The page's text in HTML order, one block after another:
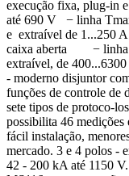
execução fixa, plug-in
até 690 V − linha
e extraível de 1...250
caixa aberta − linha
extraível, de
- moderno disjuntor
funções de controle de
sete tipos de protoco-
possibilita 46 medições
fácil instalação,
mercado. 3 e 4 polos -
42 - 200 kA até 1150